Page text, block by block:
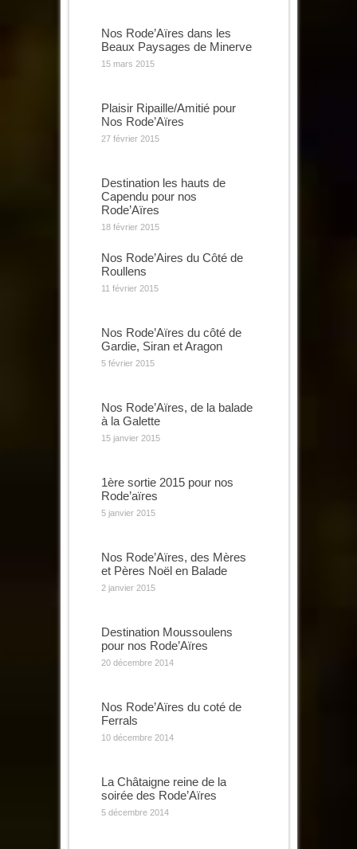
Nos Rode’Aïres dans les
Beaux Paysages de Minerve
15 mars 2015
Plaisir Ripaille/Amitié pour
Nos Rode’Aïres
27 février 2015
Destination les hauts de
Capendu pour nos
Rode’Aïres
18 février 2015
Nos Rode’Aires du Côté de
Roullens
11 février 2015
Nos Rode’Aïres du côté de
Gardie, Siran et Aragon
5 février 2015
Nos Rode’Aïres, de la balade
à la Galette
15 janvier 2015
1ère sortie 2015 pour nos
Rode’aïres
5 janvier 2015
Nos Rode’Aïres, des Mères
et Pères Noël en Balade
2 janvier 2015
Destination Moussoulens
pour nos Rode’Aïres
20 décembre 2014
Nos Rode’Aïres du coté de
Ferrals
10 décembre 2014
La Châtaigne reine de la
soirée des Rode’Aïres
5 décembre 2014